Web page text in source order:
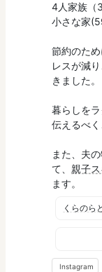
4人家族（
小さな家
節約のた
レスが減
きました。
暮らしを
伝えるべく
また、夫
て、 親子
ます。
くらのら
Instagram